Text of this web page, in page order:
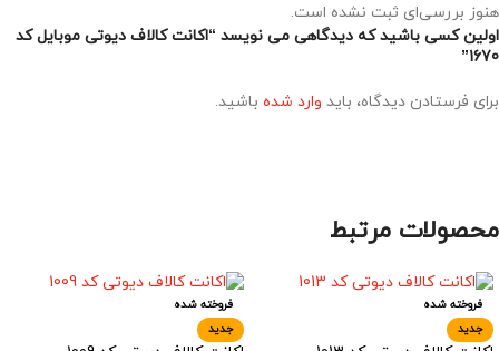
هنوز بررسی‌ای ثبت نشده است.
اولین کسی باشید که دیدگاهی می نویسد “اکانت کالاف دیوتی موبایل کد
1670”
برای فرستادن دیدگاه، باید وارد شده باشید.
محصولات مرتبط
فروخته شده
جدید
فروخته شده
جدید